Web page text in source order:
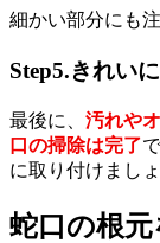
細かい部分にも
Step5.きれい
最後に、 汚れや
口の掃除は完了
に取り付けましょ
蛇口の根